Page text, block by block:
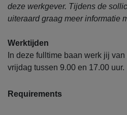
deze werkgever. Tijdens de
uiteraard graag meer informatie
Werktijden
In deze fulltime baan werk jij
vrijdag tussen 9.00 en 17.00 uur.
Requirements